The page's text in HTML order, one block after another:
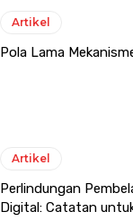
Artikel
Pola Lama
Artikel
Perlindungan
Digital: Catatan